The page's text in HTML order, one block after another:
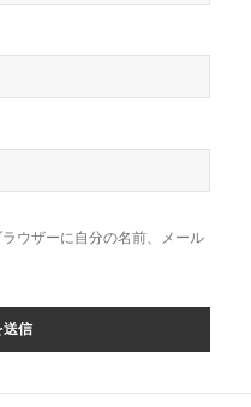
ウザーに自分の名前、メール